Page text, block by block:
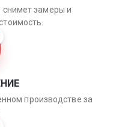
снимет замеры и
производстве за